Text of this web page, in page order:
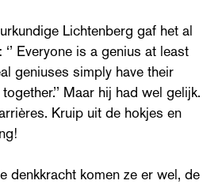
Lichtenberg gaf het al
Everyone is a genius at least
geniuses simply have their
Maar hij had wel gelijk.
Kruip uit de hokjes en
denkkracht komen ze er wel, de